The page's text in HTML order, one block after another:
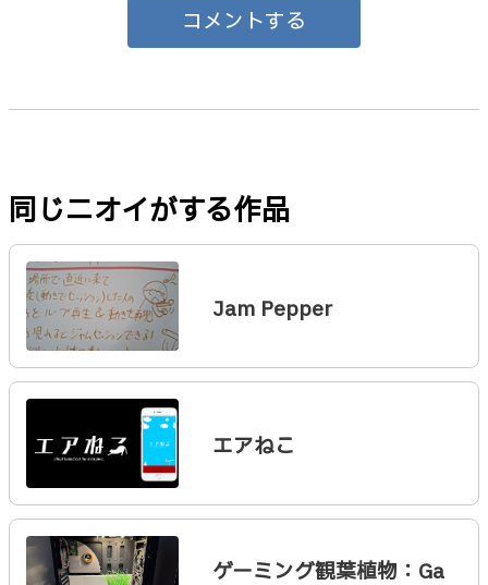
コメントする
同じニオイがする作品
Jam Pepper
エアねこ
ゲーミング観葉植物：Ga